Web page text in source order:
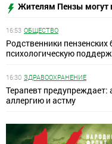
Жителям Пензы могут
16:53 ОБЩЕСТВО
Родственники
психологическую
16:30 ЗДРАВООХРАНЕНИЕ
Терапевт предупреждает:
аллергию и астму